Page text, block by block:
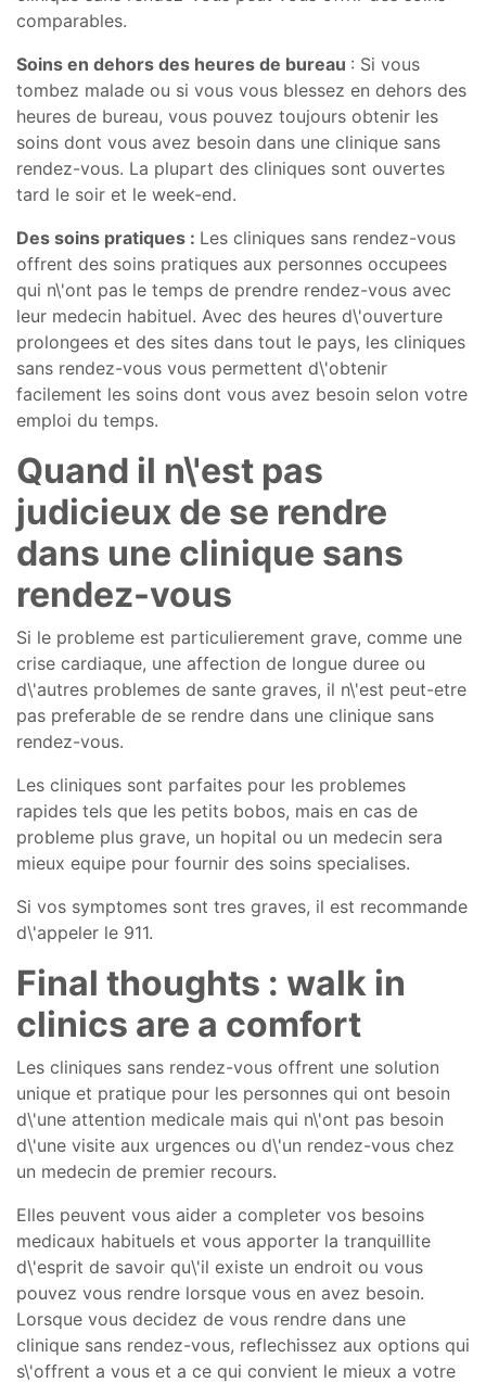
comparables.
Soins en dehors des heures de bureau : Si vous
tombez malade ou si vous vous blessez en dehors des
heures de bureau, vous pouvez toujours obtenir les
soins dont vous avez besoin dans une clinique sans
rendez-vous. La plupart des cliniques sont ouvertes
tard le soir et le week-end.
Des soins pratiques : Les cliniques sans rendez-vous
offrent des soins pratiques aux personnes occupees
qui n\'ont pas le temps de prendre rendez-vous avec
leur medecin habituel. Avec des heures d\'ouverture
prolongees et des sites dans tout le pays, les cliniques
sans rendez-vous vous permettent d\'obtenir
facilement les soins dont vous avez besoin selon votre
emploi du temps.
Quand il n\'est pas
judicieux de se rendre
dans une clinique sans
rendez-vous
Si le probleme est particulierement grave, comme une
crise cardiaque, une affection de longue duree ou
d\'autres problemes de sante graves, il n\'est peut-etre
pas preferable de se rendre dans une clinique sans
rendez-vous.
Les cliniques sont parfaites pour les problemes
rapides tels que les petits bobos, mais en cas de
probleme plus grave, un hopital ou un medecin sera
mieux equipe pour fournir des soins specialises.
Si vos symptomes sont tres graves, il est recommande
d\'appeler le 911.
Final thoughts : walk in
clinics are a comfort
Les cliniques sans rendez-vous offrent une solution
unique et pratique pour les personnes qui ont besoin
d\'une attention medicale mais qui n\'ont pas besoin
d\'une visite aux urgences ou d\'un rendez-vous chez
un medecin de premier recours.
Elles peuvent vous aider a completer vos besoins
medicaux habituels et vous apporter la tranquillite
d\'esprit de savoir qu\'il existe un endroit ou vous
pouvez vous rendre lorsque vous en avez besoin.
Lorsque vous decidez de vous rendre dans une
clinique sans rendez-vous, reflechissez aux options qui
s\'offrent a vous et a ce qui convient le mieux a votre